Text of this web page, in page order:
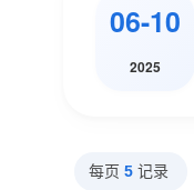
06-10
2025
每页 5 记录